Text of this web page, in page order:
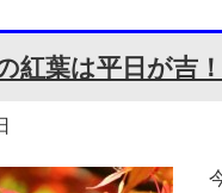
紅葉は平日が吉